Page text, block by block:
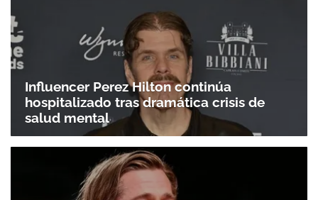
Gracias por suscribirte a nuestro boletín.
Influencer Perez Hilton continúa
hospitalizado tras dramática crisis de
salud mental